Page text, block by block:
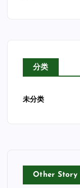
分类
未分类
Other Story